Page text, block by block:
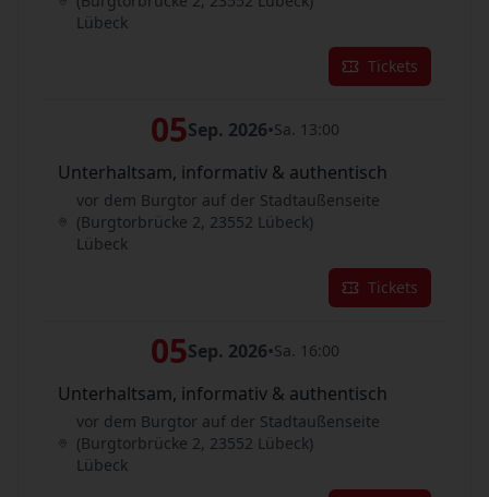
Lübeck
Tickets
05Sep. 2026•Sa. 13:00
Unterhaltsam, informativ & authentisch
vor dem Burgtor auf der Stadtaußenseite
(Burgtorbrücke 2, 23552 Lübeck)
Lübeck
Tickets
05Sep. 2026•Sa. 16:00
Unterhaltsam, informativ & authentisch
vor dem Burgtor auf der Stadtaußenseite
(Burgtorbrücke 2, 23552 Lübeck)
Lübeck